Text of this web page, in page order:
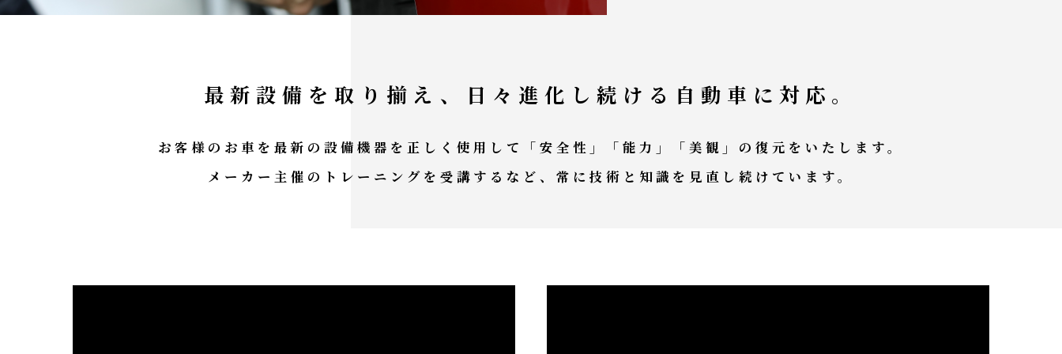
最新設備を取り揃え、日々進化し続ける自動車に対応。
お客様のお車を最新の設備機器を正しく使用して「安全性」「能力」「美観」の復元をいたします。
メーカー主催のトレーニングを受講するなど、常に技術と知識を見直し続けています。